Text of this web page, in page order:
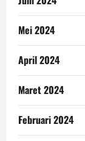
Mei 2024
April 2024
Maret 2024
Februari 2024